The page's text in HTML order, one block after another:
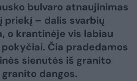
bulvaro atnaujinimas
priekį – dalis svarbių
o krantinėje vis labiau
Čia pradedamos
sienutės iš granito
dangos.